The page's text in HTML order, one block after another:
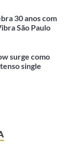
30 anos com
São Paulo
surge como
single